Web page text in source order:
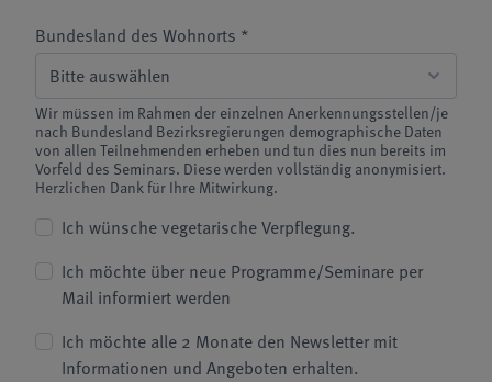
Bundesland des Wohnorts *
Wir müssen im Rahmen der einzelnen Anerkennungsstellen/je
nach Bundesland Bezirksregierungen demographische Daten
von allen Teilnehmenden erheben und tun dies nun bereits im
Vorfeld des Seminars. Diese werden vollständig anonymisiert.
Herzlichen Dank für Ihre Mitwirkung.
Ich wünsche vegetarische Verpflegung.
Ich möchte über neue Programme/Seminare per
Mail informiert werden
Ich möchte alle 2 Monate den Newsletter mit
Informationen und Angeboten erhalten.